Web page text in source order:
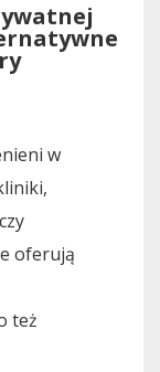
w
oferują
też